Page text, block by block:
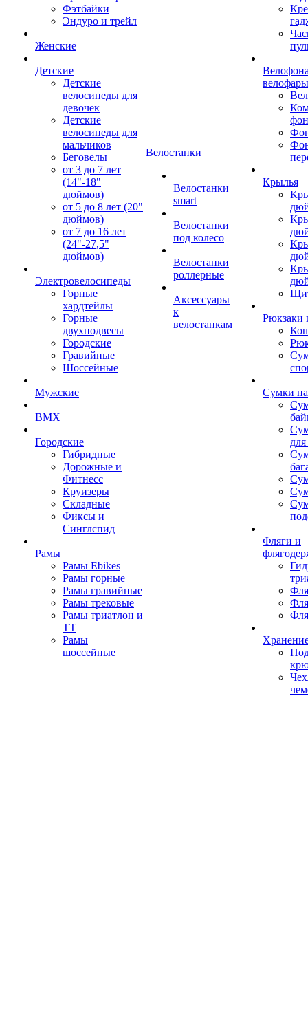
Фэтбайки
Эндуро и трейл
Женские
Детские
Детские
велосипеды для
девочек
Детские
велосипеды для
мальчиков
Беговелы
от 3 до 7 лет
(14"-18"
дюймов)
от 5 до 8 лет (20"
дюймов)
от 7 до 16 лет
(24"-27,5"
дюймов)
Электровелосипеды
Горные
хардтейлы
Горные
двухподвесы
Городские
Гравийные
Шоссейные
Мужские
BMX
Городские
Гибридные
Дорожные и
Фитнесс
Круизеры
Складные
Фиксы и
Синглспид
Рамы
Рамы Ebikes
Рамы горные
Рамы гравийные
Рамы трековые
Рамы триатлон и
ТТ
Рамы
шоссейные
Велостанки
Велостанки
smart
Велостанки
под колесо
Велостанки
роллерные
Аксессуары
к
велостанкам
велофары
Крылья
Рюкзаки
Сумки
Фляги и